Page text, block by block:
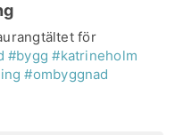
för
#bygg #katrineholm
#ombyggnad